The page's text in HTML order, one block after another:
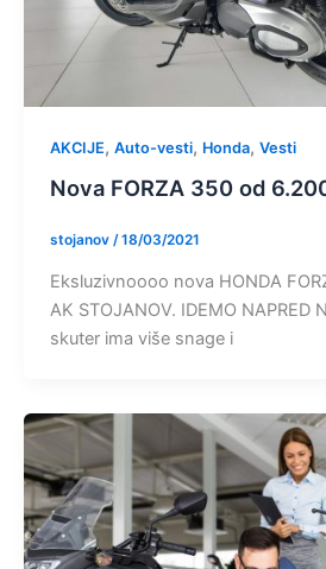
AKCIJE, Auto-vesti, Honda, Vesti
Nova FORZA 350 od
stojanov /18/03/2021
Eksluzivnoooo nova HONDA
AK STOJANOV. IDEMO NAPRED
skuter ima više snage i